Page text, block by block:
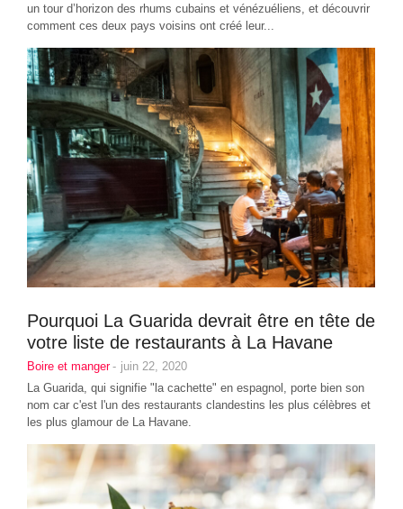
un tour d’horizon des rhums cubains et vénézuéliens, et découvrir
comment ces deux pays voisins ont créé leur...
Pourquoi La Guarida devrait être en tête de
votre liste de restaurants à La Havane
Boire et manger - juin 22, 2020
La Guarida, qui signifie "la cachette" en espagnol, porte bien son
nom car c'est l'un des restaurants clandestins les plus célèbres et
les plus glamour de La Havane.